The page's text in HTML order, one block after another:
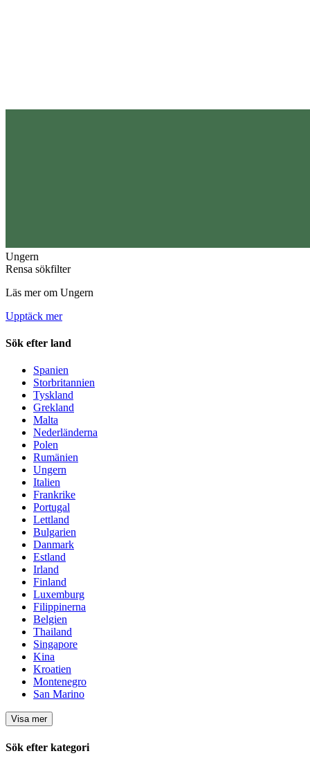
Ungern
Rensa sökfilter
Läs mer om Ungern
Upptäck mer
Sök efter land
Spanien
Storbritannien
Tyskland
Grekland
Malta
Nederländerna
Polen
Rumänien
Ungern
Italien
Frankrike
Portugal
Lettland
Bulgarien
Danmark
Estland
Irland
Finland
Luxemburg
Filippinerna
Belgien
Thailand
Singapore
Kina
Kroatien
Montenegro
San Marino
Visa mer
Sök efter kategori